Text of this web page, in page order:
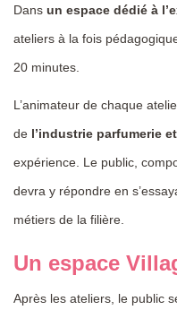
Dans un espace dédié à
ateliers à la fois
20 minutes.
L’animateur de chaque
de l’industrie parfumerie
expérience. Le public,
devra y répondre en
métiers de la filière.
Un espace
Après les ateliers, le public